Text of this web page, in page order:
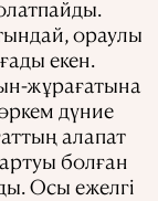
ораулы
екен.
жұрағатына
дүние
алапат
болған
Осы ежелгі